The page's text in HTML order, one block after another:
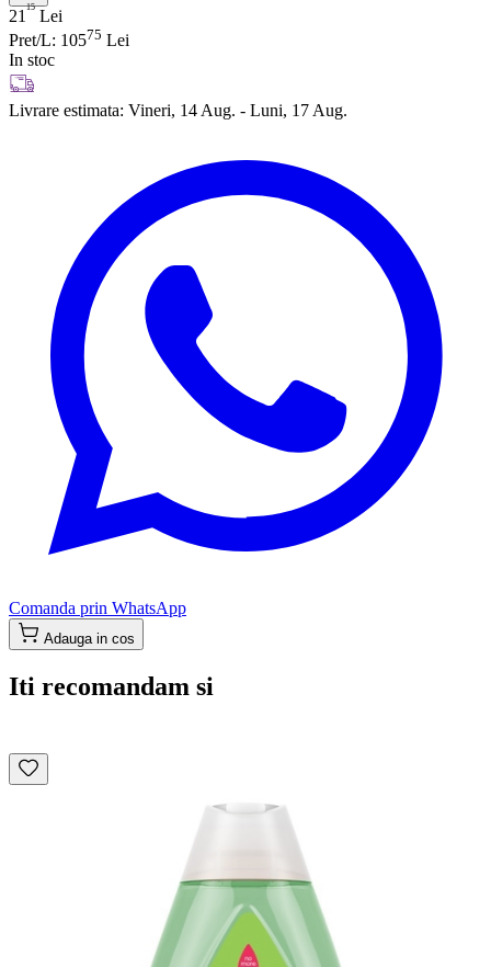
21 15 Lei
Pret/L: 10575 Lei
In stoc
Livrare estimata: Vineri, 14 Aug. - Luni, 17 Aug.
Comanda prin WhatsApp
Adauga in cos
Iti recomandam si